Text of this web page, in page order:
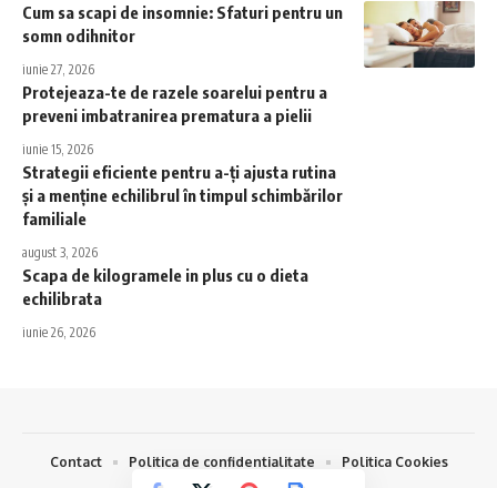
Cum sa scapi de insomnie: Sfaturi pentru un
somn odihnitor
iunie 27, 2026
Protejeaza-te de razele soarelui pentru a
preveni imbatranirea prematura a pielii
iunie 15, 2026
Strategii eficiente pentru a-ți ajusta rutina
și a menține echilibrul în timpul schimbărilor
familiale
august 3, 2026
Scapa de kilogramele in plus cu o dieta
echilibrata
iunie 26, 2026
Contact Politica de confidentialitate Politica Cookies